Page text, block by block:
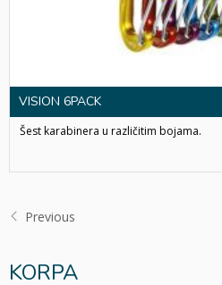
VISION 6PACK
Šest karabinera u različitim bojama.
Previous
KORPA